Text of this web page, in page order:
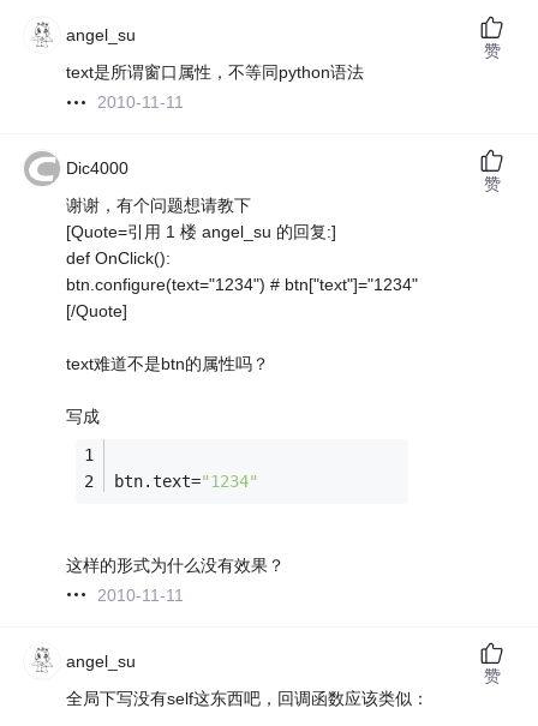
angel_su
text是所谓窗口属性，不等同python语法
2010-11-11
赞
Dic4000
谢谢，有个问题想请教下
[Quote=引用 1 楼 angel_su 的回复:]
def OnClick():
btn.configure(text="1234") # btn["text"]="1234"
[/Quote]
text难道不是btn的属性吗？
写成
btn.text="1234"
这样的形式为什么没有效果？
2010-11-11
赞
angel_su
全局下写没有self这东西吧，回调函数应该类似：
赞